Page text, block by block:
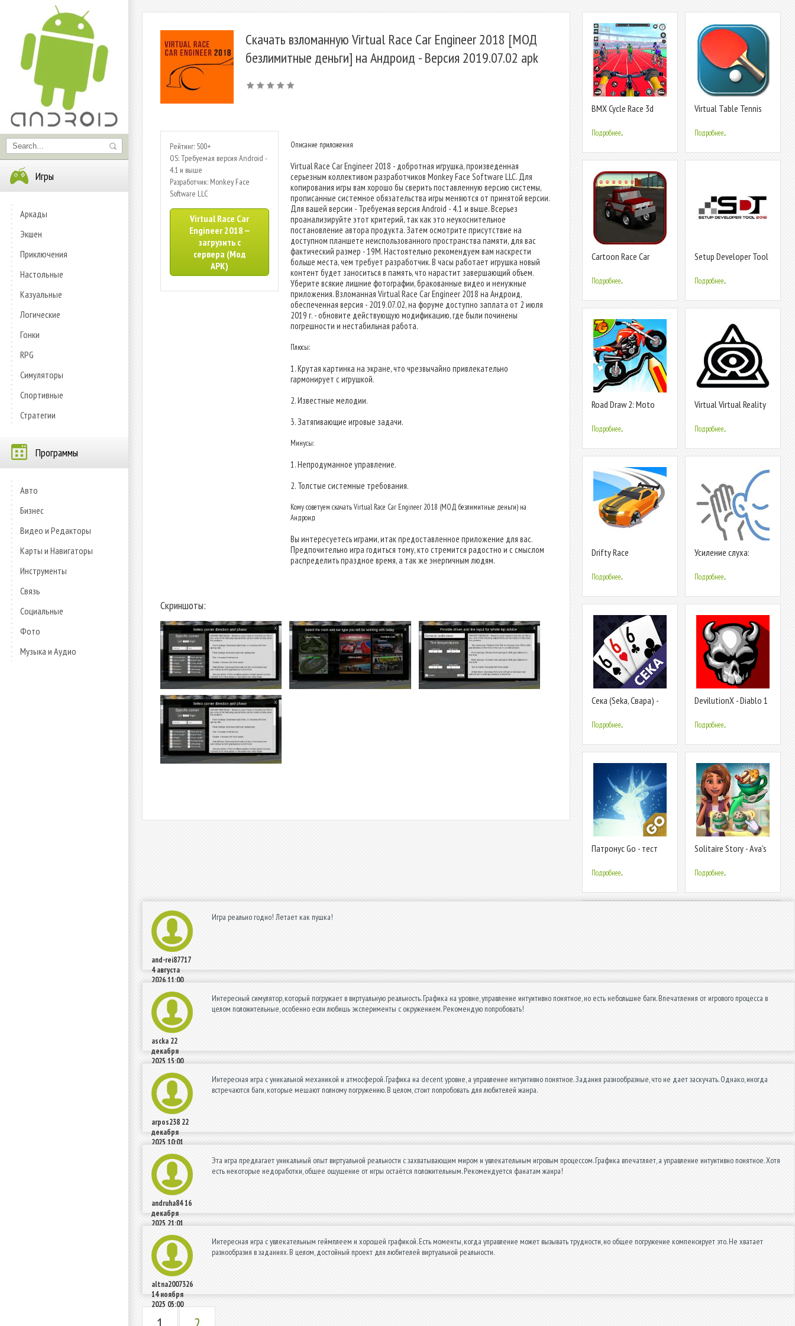
Игры
Аркады
Экшен
Приключения
Настольные
Казуальные
Логические
Гонки
RPG
Симуляторы
Спортивные
Стратегии
Программы
Авто
Бизнес
Видео и Редакторы
Карты и Навигаторы
Инструменты
Связь
Социальные
Фото
Музыка и Аудио
Скачать взломанную Virtual Race Car Engineer 2018 [МОД
безлимитные деньги] на Андроид - Версия 2019.07.02 apk
Рейтинг: 500+
OS: Требуемая версия Android -
4.1 и выше
Разработчик: Monkey Face
Software LLC
Virtual Race Car
Engineer 2018 —
загрузить с
сервера (Мод
APK)
Описание приложения
Virtual Race Car Engineer 2018 - добротная игрушка, произведенная
серьезным коллективом разработчиков Monkey Face Software LLC. Для
копирования игры вам хорошо бы сверить поставленную версию системы,
прописанные системное обязательства игры меняются от принятой версии.
Для вашей версии - Требуемая версия Android - 4.1 и выше. Всерьез
проанализируйте этот критерий, так как это неукоснительное
постановление автора продукта. Затем осмотрите присутствие на
доступном планшете неиспользованного пространства памяти, для вас
фактический размер - 19M. Настоятельно рекомендуем вам наскрести
больше места, чем требует разработчик. В часы работает игрушка новый
контент будет заноситься в память, что нарастит завершающий объем.
Уберите всякие лишние фотографии, бракованные видео и ненужные
приложения. Взломанная Virtual Race Car Engineer 2018 на Андроид,
обеспеченная версия - 2019.07.02, на форуме доступно заплата от 2 июля
2019 г. - обновите действующую модификацию, где были починены
погрешности и нестабильная работа.
Плюсы:
1. Крутая картинка на экране, что чрезвычайно привлекательно
гармонирует с игрушкой.
2. Известные мелодии.
3. Затягивающие игровые задачи.
Минусы:
1. Непродуманное управление.
2. Толстые системные требования.
Кому советуем скачать Virtual Race Car Engineer 2018 (МОД безлимитные деньги) на
Андроид
Вы интересуетесь играми, итак предоставленное приложение для вас.
Предпочительно игра годиться тому, кто стремится радостно и с смыслом
распределить праздное время, а так же энергичным людям.
Скриншоты:
BMX Cycle Race 3d
Подробнее...
Virtual Table Tennis
Подробнее...
Cartoon Race Car
Подробнее...
Setup Developer Tool
Подробнее...
Road Draw 2: Moto
Подробнее...
Virtual Virtual Reality
Подробнее...
Drifty Race
Подробнее...
Усиление слуха:
микрофон и запись
Подробнее...
Сека (Seka, Свара) -
Подробнее...
DevilutionX - Diablo 1
Подробнее...
Патронус Go - тест
Подробнее...
Solitaire Story - Ava's
Подробнее...
and-rei87717
4 августа
2026 11:00
Игра реально годно! Летает как пушка!
ascka 22
декабря
2025 15:00
Интересный симулятор, который погружает в виртуальную реальность. Графика на уровне, управление интуитивно понятное, но есть небольшие баги. Впечатления от игрового процесса в
целом положительные, особенно если любишь эксперименты с окружением. Рекомендую попробовать!
arpos238 22
декабря
2025 10:01
Интересная игра с уникальной механикой и атмосферой. Графика на decent уровне, а управление интуитивно понятное. Задания разнообразные, что не дает заскучать. Однако, иногда
встречаются баги, которые мешают полному погружению. В целом, стоит попробовать для любителей жанра.
andruha8416
декабря
2025 21:01
Эта игра предлагает уникальный опыт виртуальной реальности с захватывающим миром и увлекательным игровым процессом. Графика впечатляет, а управление интуитивно понятное. Хотя
есть некоторые недоработки, общее ощущение от игры остаётся положительным. Рекомендуется фанатам жанра!
altna2007326
14 ноября
2025 05:00
Интересная игра с увлекательным геймплеем и хорошей графикой. Есть моменты, когда управление может вызывать трудности, но общее погружение компенсирует это. Не хватает
разнообразия в заданиях. В целом, достойный проект для любителей виртуальной реальности.